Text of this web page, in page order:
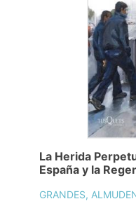
La Herida
España y la
GRANDES,